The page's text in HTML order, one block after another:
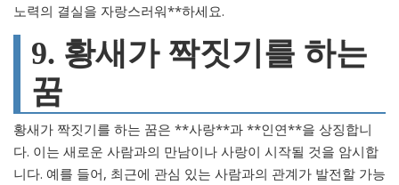
노력의 결실을 자랑스러워**하세요.
9. 황새가 짝짓기를 하는
꿈
황새가 짝짓기를 하는 꿈은 **사랑**과 **인연**을 상징합니
다. 이는 새로운 사람과의 만남이나 사랑이 시작될 것을 암시합
니다. 예를 들어, 최근에 관심 있는 사람과의 관계가 발전할 가능